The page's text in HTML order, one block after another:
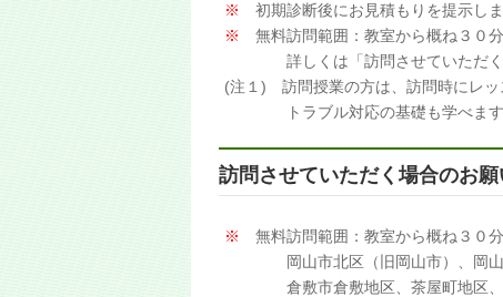
※
初期診断後にお見積もりを提示しま
※
無料訪問範囲：教室から概ね３０分
詳しくは「訪問させていただく場
(注１) 訪問授業の方は、訪問時にレ
トラブル対応の基礎も学べます
訪問させていただく場合のお願
※
無料訪問範囲：教室から概ね３０分
岡山市北区（旧岡山市）、岡山市
倉敷市倉敷地区、茶屋町地区、早